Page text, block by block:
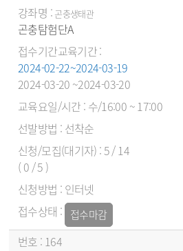
곤충생태관
곤충탐험단A
2024-02-22~2024-03-19
2024-03-20 ~2024-03-20
수/16:00 ~ 17:00
선착순
5 / 14
( 0 / 5 )
인터넷
접수마감
164